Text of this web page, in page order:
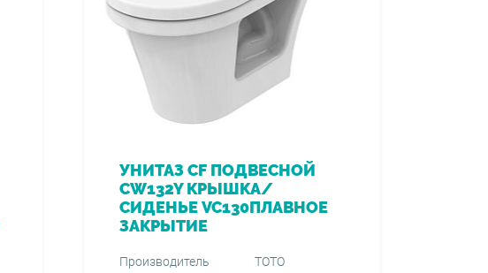
УНИТАЗ CF ПОДВЕСНОЙ
CW132Y КРЫШКА/
СИДЕНЬЕ VC130ПЛАВНОЕ
ЗАКРЫТИЕ
Производитель
TOTO